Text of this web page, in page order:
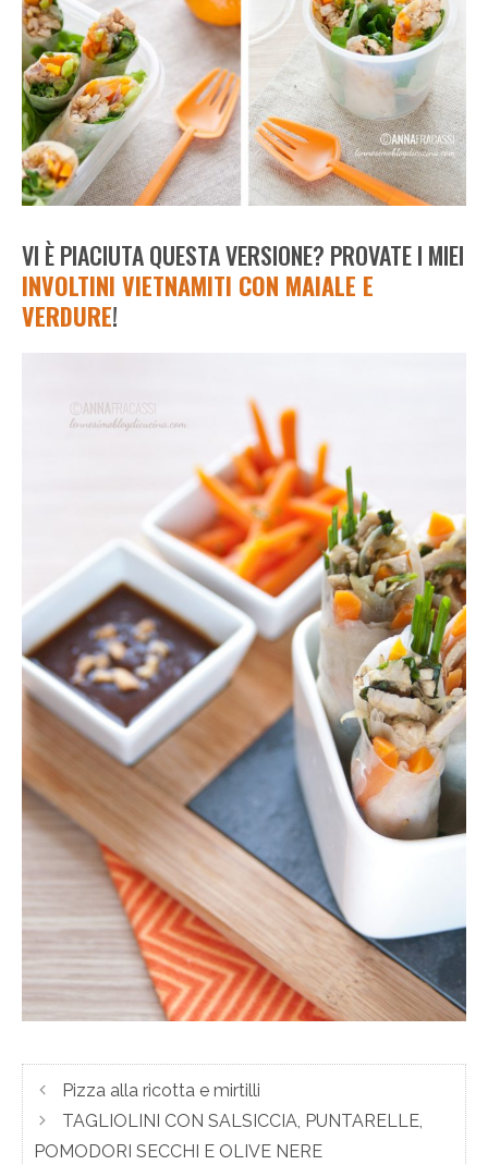
VI È PIACIUTA QUESTA VERSIONE? PROVATE I MIEI
INVOLTINI VIETNAMITI CON MAIALE E
VERDURE!
Pizza alla ricotta e mirtilli
TAGLIOLINI CON SALSICCIA, PUNTARELLE,
POMODORI SECCHI E OLIVE NERE